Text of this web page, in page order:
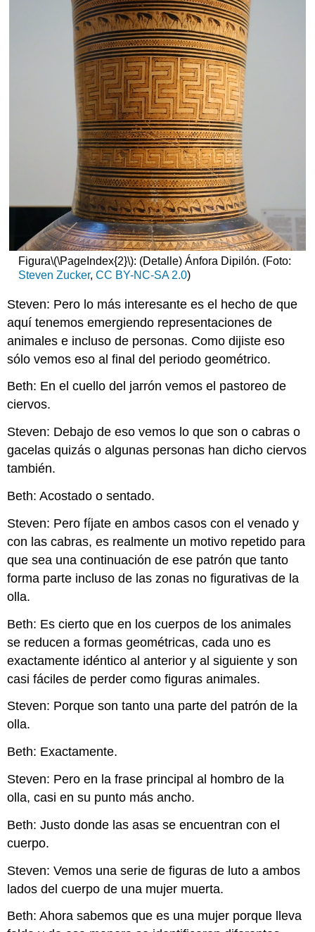
contexto
global
Figura\(\PageIndex{2}\): (Detalle) Ánfora Dipilón. (Foto:
Steven Zucker, CC BY-NC-SA 2.0)
Steven: Pero lo más interesante es el hecho de que
aquí tenemos emergiendo representaciones de
animales e incluso de personas. Como dijiste eso
sólo vemos eso al final del periodo geométrico.
Beth: En el cuello del jarrón vemos el pastoreo de
ciervos.
Steven: Debajo de eso vemos lo que son o cabras o
gacelas quizás o algunas personas han dicho ciervos
también.
Beth: Acostado o sentado.
Steven: Pero fíjate en ambos casos con el venado y
con las cabras, es realmente un motivo repetido para
que sea una continuación de ese patrón que tanto
forma parte incluso de las zonas no figurativas de la
olla.
Beth: Es cierto que en los cuerpos de los animales
se reducen a formas geométricas, cada uno es
exactamente idéntico al anterior y al siguiente y son
casi fáciles de perder como figuras animales.
Steven: Porque son tanto una parte del patrón de la
olla.
Beth: Exactamente.
Steven: Pero en la frase principal al hombro de la
olla, casi en su punto más ancho.
Beth: Justo donde las asas se encuentran con el
cuerpo.
Steven: Vemos una serie de figuras de luto a ambos
lados del cuerpo de una mujer muerta.
Beth: Ahora sabemos que es una mujer porque lleva